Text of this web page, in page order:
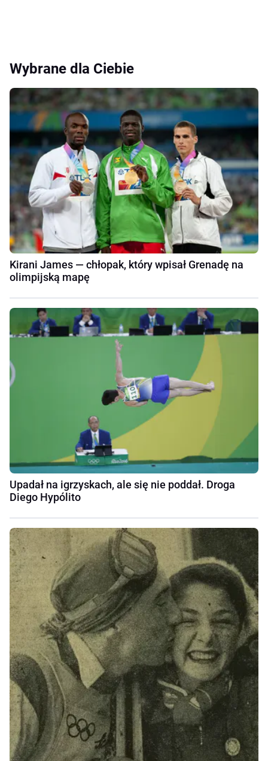
Wybrane dla Ciebie
Kirani James — chłopak, który wpisał Grenadę na
olimpijską mapę
Upadał na igrzyskach, ale się nie poddał. Droga
Diego Hypólito